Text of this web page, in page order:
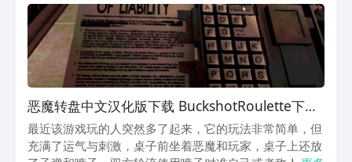
恶魔转盘中文汉化版下载 BuckshotRoulette下载
中文版安卓地址
最近该游戏玩的人突然多了起来，它的玩法非常简单，但
充满了运气与刺激，桌子前坐着恶魔和玩家，桌子上还放